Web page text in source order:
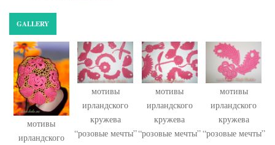
GALLERY
мотивы
ирландского
мотивы
ирландского
кружева
“розовые мечты”
мотивы
ирландского
кружева
“розовые мечты”
мотивы
ирландского
кружева
“розовые мечты”